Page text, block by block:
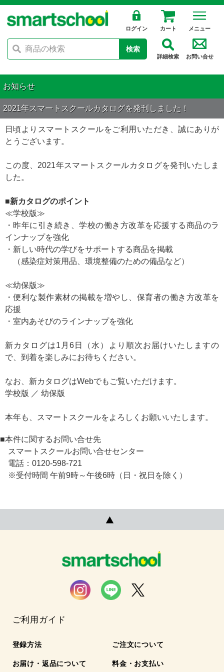
ログイン カート メニュー
検索
詳細検索 お問い合せ
お知らせ
2021年スマートスクールカタログを発刊しました！
日頃よりスマートスクールをご利用いただき、誠にありが
とうございます。
この度、2021年スマートスクールカタログを発刊いたしま
した。
■新カタログのポイント
≪学校版≫
・昨年に引き続き、学校の働き方改革を応援する商品のラ
インナップを強化
・新しい時代の学びをサポートする商品を掲載
（感染症対策用品、環境整備のための備品など）
≪幼保版≫
・便利な製作素材の掲載を増やし、保育者の働き方改革を
応援
・室内あそびのラインナップを強化
新カタログは1月6日（水）より順次お届けいたしますの
で、到着を楽しみにお待ちください。
なお、新カタログはWebでもご覧いただけます。
学校版 ／ 幼保版
本年も、スマートスクールをよろしくお願いいたします。
■本件に関するお問い合せ先
スマートスクールお問い合せセンター
電話：0120-598-721
※受付時間 午前9時～午後6時（日・祝日を除く）
ご利用ガイド
登録方法 ご注文について
お届け・返品について 料金・お支払い